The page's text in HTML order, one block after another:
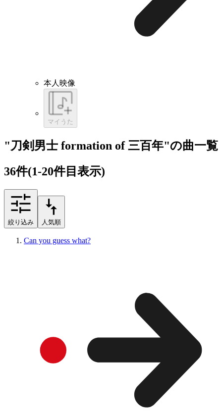
本人映像
マイうた
"刀剣男士 formation of 三百年"の曲一覧
36件(1-20件目表示)
絞り込み 人気順
Can you guess what?